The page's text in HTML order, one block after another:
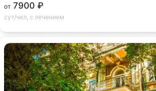
от 7900 ₽
сут/чел, с лечением